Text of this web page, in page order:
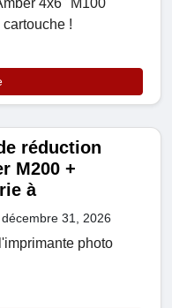
4x6" M100
!
réduction
M200 +
à
31, 2026
photo